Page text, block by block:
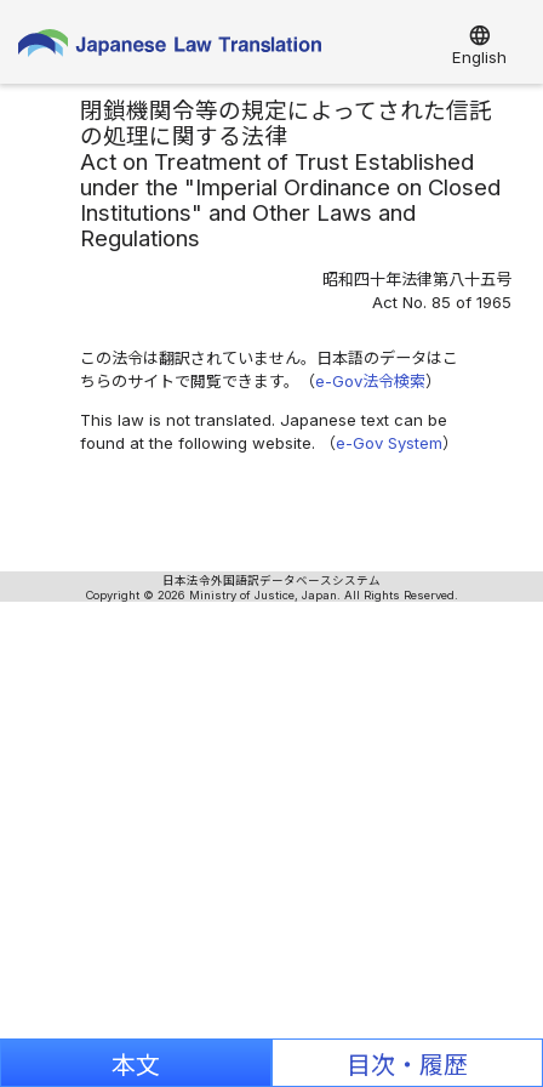
language
English
閉鎖機関令等の規定によってされた信託
の処理に関する法律
Act on Treatment of Trust Established
under the "Imperial Ordinance on Closed
Institutions" and Other Laws and
Regulations
昭和四十年法律第八十五号
Act No. 85 of 1965
この法令は翻訳されていません。日本語のデータはこ
ちらのサイトで閲覧できます。（e-Gov法令検索）
This law is not translated. Japanese text can be
found at the following website. （e-Gov System）
日本法令外国語訳データベースシステム
Copyright © 2026 Ministry of Justice, Japan. All Rights Reserved.
本文 目次・履歴